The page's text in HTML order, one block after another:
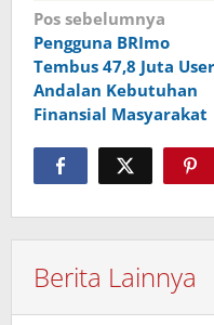
Navigasi
pos
Pos sebelumnya
Pengguna BRImo
Tembus 47,8 Juta
Andalan Kebutuhan
Finansial Masyarakat
Berita Lainnya